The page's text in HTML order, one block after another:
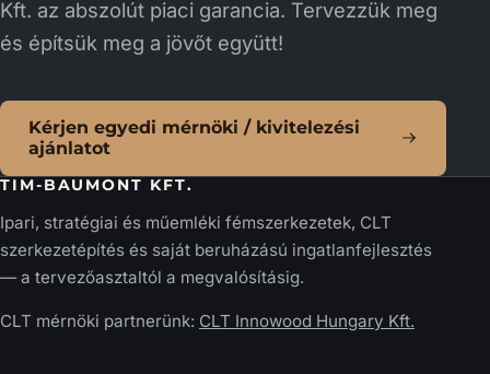
Kft. az abszolút piaci garancia. Tervezzük meg
és építsük meg a jövőt együtt!
Kérjen egyedi mérnöki / kivitelezési
ajánlatot
TIM-BAUMONT KFT.
Ipari, stratégiai és műemléki fémszerkezetek, CLT
szerkezetépítés és saját beruházású ingatlanfejlesztés
— a tervezőasztaltól a megvalósításig.
CLT mérnöki partnerünk: CLT Innowood Hungary Kft.